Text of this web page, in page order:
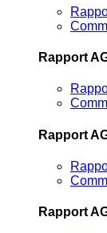
Rapport
Rapport
Rapport